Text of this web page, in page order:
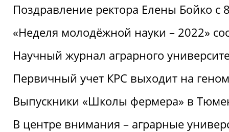
Поздравление ректора Елены Бойко с
«Неделя молодёжной науки – 2022»
Научный журнал аграрного
Первичный учет КРС выходит на
Выпускники «Школы фермера» в
В центре внимания – аграрные